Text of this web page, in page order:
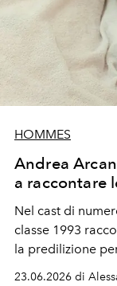
HOMMES
Andrea
a raccontare
Nel cast di
classe 1993
la predilizione
23.06.2026 di